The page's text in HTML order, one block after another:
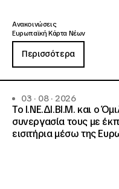
Ανακοινώσεις
Ευρωπαϊκή Κάρτα Νέων
Περισσότερα
03 · 08 · 2026
Το Ι.ΝΕ.ΔΙ.ΒΙ.Μ. και o
συνεργασία τους με
εισιτήρια μέσω της